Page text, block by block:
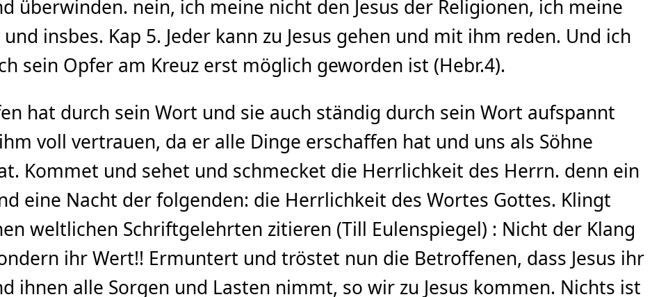
überwinden. nein, ich meine nicht den Jesus der Religionen, ich meine
insbes. Kap 5. Jeder kann zu Jesus gehen und mit ihm reden. Und ich
sein Opfer am Kreuz erst möglich geworden ist (Hebr.4).
hat durch sein Wort und sie auch ständig durch sein Wort aufspannt
voll vertrauen, da er alle Dinge erschaffen hat und uns als Söhne
Kommet und sehet und schmecket die Herrlichkeit des Herrn. denn ein
eine Nacht der folgenden: die Herrlichkeit des Wortes Gottes. Klingt
weltlichen Schriftgelehrten zitieren (Till Eulenspiegel) : Nicht der Klang
ihr Wert!! Ermuntert und tröstet nun die Betroffenen, dass Jesus ihr
ihnen alle Sorgen und Lasten nimmt, so wir zu Jesus kommen. Nichts ist